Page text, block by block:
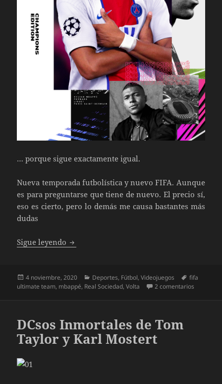
… porque sigue exactamente igual.
Nueva temporada futbolística y nuevo FIFA. Aunque
es para preguntarse que tiene de nuevo. El precio sí,
eso es cierto, pero lo demás me causa bastantes más
dudas
Sigue leyendo FIFA 21. El juego por el que no pasa el
Publicado
el
4 noviembre, 2020 Categorías
Deportes, Fútbol,Videojuegos Etiquetas
fifa
ultimate team, mbappé, Real Sociedad,Volta 2 comentarios
DCsos Inmortales de Tom
Taylor y Karl Mostert